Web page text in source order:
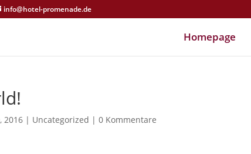
info@hotel-promenade.de
Homepage
2016 | Uncategorized |0 Kommentare